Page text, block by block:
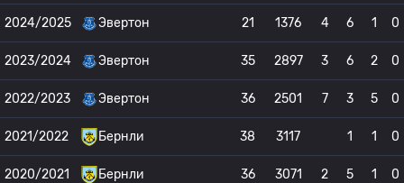
2024/2025 Эвертон 21 1376 4 6 1 0
2023/2024 Эвертон 35 2897 3 6 2 0
2022/2023 Эвертон 36 2501 7 3 5 0
2021/2022 Бернли 38 3117 1 1 0
2020/2021 Бернли 36 3071 2 5 1 0